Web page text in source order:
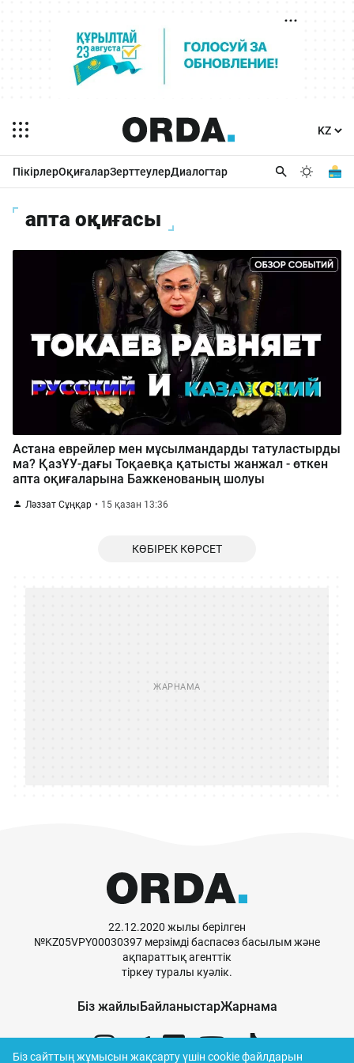
ПікірлерОқиғаларЗерттеулерДиалогтар
апта оқиғасы
Астана еврейлер мен мұсылмандарды татуластырды
ма? ҚазҰУ-дағы Тоқаевқа қатысты жанжал - өткен
апта оқиғаларына Бажкенованың шолуы
Ләззат Сұңқар 15 қазан 13:36
КӨБІРЕК КӨРСЕТ
22.12.2020 жылы берілген
№KZ05VPY00030397 мерзімді баспасөз басылым және
ақпараттық агенттік
тіркеу туралы куәлік.
Біз жайлыБайланыстарЖарнама
Біз сайттың жұмысын жақсарту үшін cookie файлдарын